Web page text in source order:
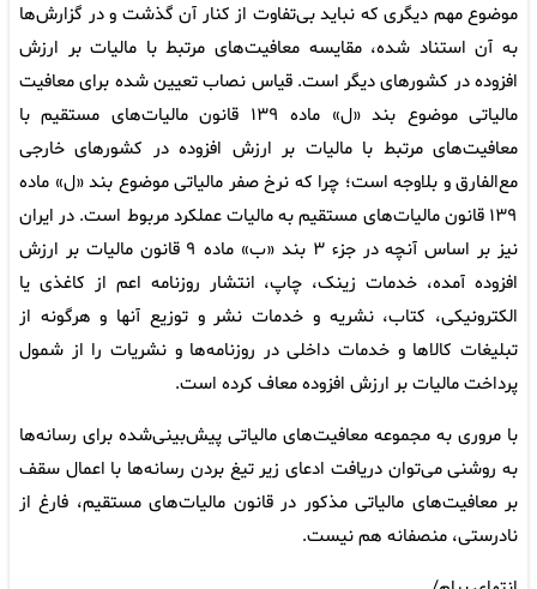
موضوع مهم دیگری که نباید بی‌تفاوت از کنار آن گذشت و در گزارش‌ها
به آن استناد شده، مقایسه معافیت‌های مرتبط با مالیات بر ارزش
افزوده در کشورهای دیگر است. قیاس نصاب تعیین شده برای معافیت
مالیاتی موضوع بند «ل» ماده ۱۳۹ قانون مالیات‌های مستقیم با
معافیت‌های مرتبط با مالیات بر ارزش افزوده در کشورهای خارجی
مع‌الفارق و بلاوجه است؛ چرا که نرخ صفر مالیاتی موضوع بند «ل» ماده
۱۳۹ قانون مالیات‌های مستقیم به مالیات عملکرد مربوط است. در ایران
نیز بر اساس آنچه در جزء ۳ بند «ب» ماده ۹ قانون مالیات بر ارزش
افزوده آمده، خدمات زینک، چاپ، انتشار روزنامه اعم از کاغذی یا
الکترونیکی، کتاب، نشریه و خدمات نشر و توزیع آنها و هرگونه از
تبلیغات کالاها و خدمات داخلی در روزنامه‌ها و نشریات را از شمول
پرداخت مالیات بر ارزش افزوده معاف کرده است.
با مروری به مجموعه معافیت‌های مالیاتی پیش‌بینی‌شده برای رسانه‌ها
به روشنی می‌توان دریافت ادعای زیر تیغ بردن رسانه‌ها با اعمال سقف
بر معافیت‌های مالیاتی مذکور در قانون مالیات‌های مستقیم، فارغ از
نادرستی، منصفانه هم نیست.